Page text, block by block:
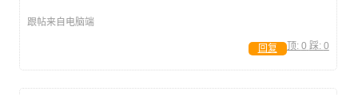
跟帖来自电脑端
顶: 0 踩: 0
回复